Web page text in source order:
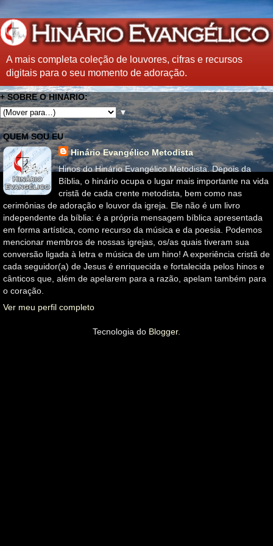
A mais completa coleção de louvores, cifras e recursos
digitais para o seu momento de adoração.
+ SOBRE O HINÁRIO:
▼
QUEM SOU EU
Hinário Evangélico Metodista
Hinos do Hinário Evangélico Metodista. Depois da
Bíblia, o hinário ocupa o lugar mais importante na vida
cristã de cada crente metodista, bem como nas
cerimônias de adoração e louvor da igreja. Ele não é um livro
independente da bíblia: é a própria mensagem bíblica apresentada
em forma artística, como recurso da música e da poesia. Podemos
mencionar membros de nossas igrejas, os/as quais tiveram sua
conversão ligada à letra e música de um hino! A experiência cristã de
cada seguidor(a) de Jesus é enriquecida e fortalecida pelos hinos e
cânticos que, além de apelarem para a razão, apelam também para
o coração.
Ver meu perfil completo
Tecnologia do Blogger.